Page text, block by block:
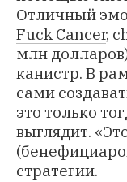
Отличный
Fuck Cancer,
млн
канистр. В
сами
это только
выглядит.
стратегии.